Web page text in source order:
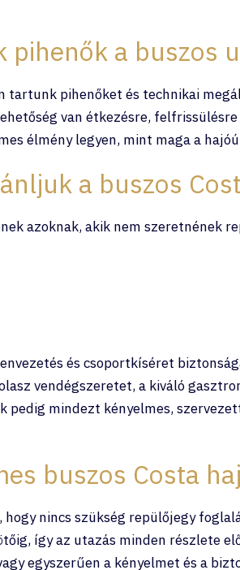
pihenők a buszos
tartunk pihenőket és technikai
van étkezésre, felfrissülésre
élmény legyen, mint maga a
a buszos
azoknak, akik nem szeretnének
és csoportkíséret
vendégszeretet, a kiváló
pedig mindezt kényelmes,
buszos Costa
nincs szükség repülőjegy
így az utazás minden részlete
egyszerűen a kényelmet és a